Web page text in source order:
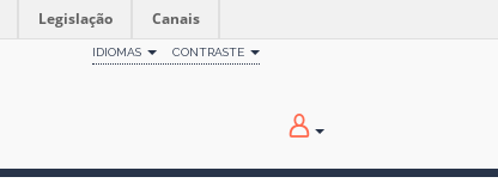
Legislação Canais
IDIOMAS CONTRASTE